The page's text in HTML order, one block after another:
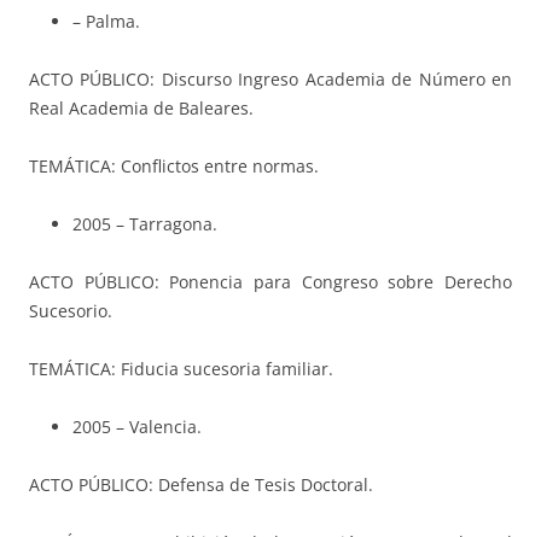
– Palma.
ACTO PÚBLICO: Discurso Ingreso Academia de Número en
Real Academia de Baleares.
TEMÁTICA: Conflictos entre normas.
2005 – Tarragona.
ACTO PÚBLICO: Ponencia para Congreso sobre Derecho
Sucesorio.
TEMÁTICA: Fiducia sucesoria familiar.
2005 – Valencia.
ACTO PÚBLICO: Defensa de Tesis Doctoral.